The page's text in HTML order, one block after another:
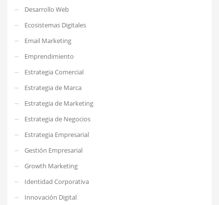
Desarrollo Web
Ecosistemas Digitales
Email Marketing
Emprendimiento
Estrategia Comercial
Estrategia de Marca
Estrategia de Marketing
Estrategia de Negocios
Estrategia Empresarial
Gestión Empresarial
Growth Marketing
Identidad Corporativa
Innovación Digital